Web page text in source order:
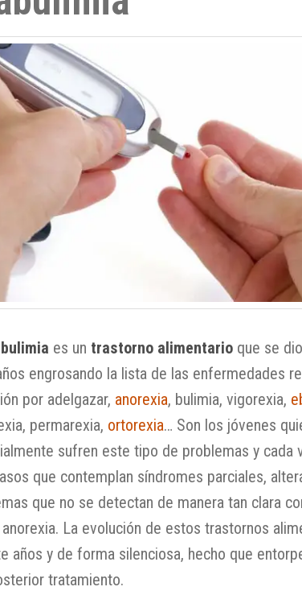
es un trastorno alimentario que se
engrosando la lista de las enfermedades
por adelgazar, anorexia, bulimia, vigorexia,
permarexia, ortorexia… Son los jóvenes
sufren este tipo de problemas y cada
que contemplan síndromes parciales,
que no se detectan de manera tan clara
La evolución de estos trastornos
años y de forma silenciosa, hecho que
tratamiento.